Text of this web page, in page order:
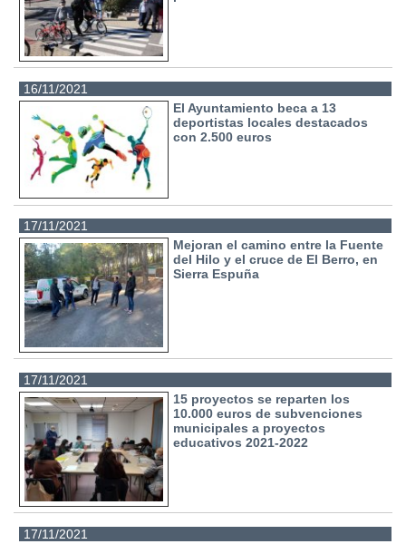
16/11/2021
El Ayuntamiento beca a 13
deportistas locales destacados
con 2.500 euros
17/11/2021
Mejoran el camino entre la Fuente
del Hilo y el cruce de El Berro, en
Sierra Espuña
17/11/2021
15 proyectos se reparten los
10.000 euros de subvenciones
municipales a proyectos
educativos 2021-2022
17/11/2021